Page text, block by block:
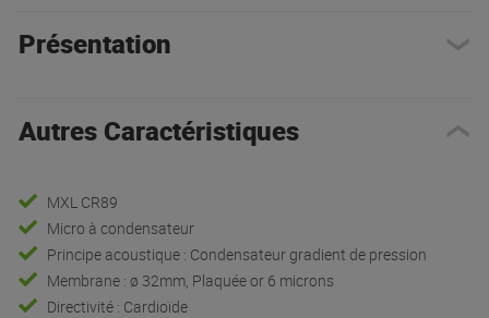
Présentation
Autres Caractéristiques
MXL CR89
Micro à condensateur
Principe acoustique : Condensateur gradient de pression
Membrane : ø 32mm, Plaquée or 6 microns
Directivité : Cardioïde